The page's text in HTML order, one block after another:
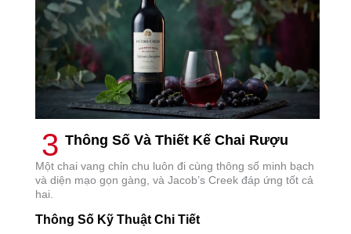
3 Thông Số Và Thiết Kế Chai Rượu
Một chai vang chỉn chu luôn đi cùng thông số minh bạch
và diện mạo gọn gàng, và Jacob’s Creek đáp ứng tốt cả
hai.
Thông Số Kỹ Thuật Chi Tiết